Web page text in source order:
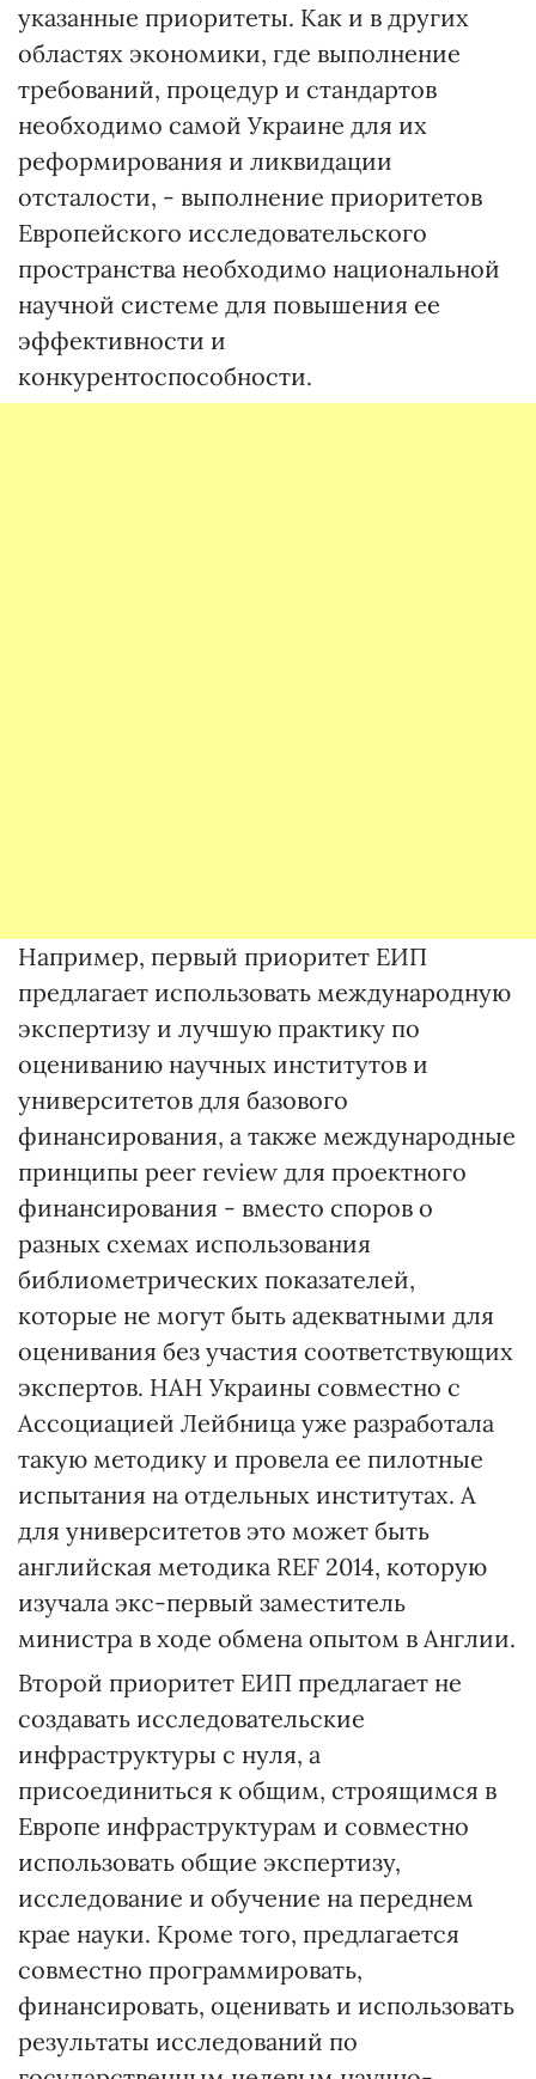
указанные приоритеты. Как и в других
областях экономики, где выполнение
требований, процедур и стандартов
необходимо самой Украине для их
реформирования и ликвидации
отсталости, - выполнение приоритетов
Европейского исследовательского
пространства необходимо национальной
научной системе для повышения ее
эффективности и
конкурентоспособности.
Например, первый приоритет ЕИП
предлагает использовать международную
экспертизу и лучшую практику по
оцениванию научных институтов и
университетов для базового
финансирования, а также международные
принципы peer review для проектного
финансирования - вместо споров о
разных схемах использования
библиометрических показателей,
которые не могут быть адекватными для
оценивания без участия соответствующих
экспертов. НАН Украины совместно с
Ассоциацией Лейбница уже разработала
такую методику и провела ее пилотные
испытания на отдельных институтах. А
для университетов это может быть
английская методика REF 2014, которую
изучала экс-первый заместитель
министра в ходе обмена опытом в Англии.
Второй приоритет ЕИП предлагает не
создавать исследовательские
инфраструктуры с нуля, а
присоединиться к общим, строящимся в
Европе инфраструктурам и совместно
использовать общие экспертизу,
исследование и обучение на переднем
крае науки. Кроме того, предлагается
совместно программировать,
финансировать, оценивать и использовать
результаты исследований по